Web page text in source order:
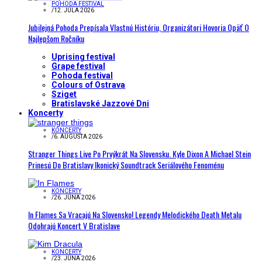
POHODA FESTIVAL
/12. JÚLA 2026
Jubilejná Pohoda Prepísala Vlastnú Históriu, Organizátori Hovoria Opäť O
Najlepšom Ročníku
Uprising festival
Grape festival
Pohoda festival
Colours of Ostrava
Sziget
Bratislavské Jazzové Dni
Koncerty
KONCERTY
/6. AUGUSTA 2026
Stranger Things Live Po Prvýkrát Na Slovensku. Kyle Dixon A Michael Stein
Prinesú Do Bratislavy Ikonický Soundtrack Seriálového Fenoménu
KONCERTY
/26. JÚNA 2026
In Flames Sa Vracajú Na Slovensko! Legendy Melodického Death Metalu
Odohrajú Koncert V Bratislave
KONCERTY
/23. JÚNA 2026